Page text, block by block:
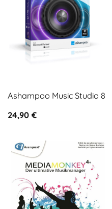
Ashampoo Music Studio 8
24,90 €